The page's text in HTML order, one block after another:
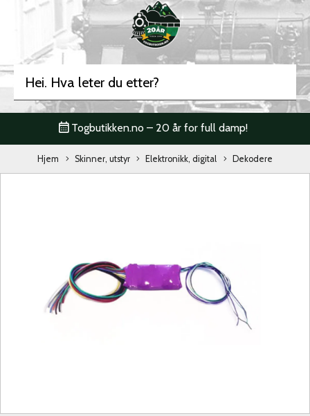
Togbutikken.no – 20 år for full damp!
Hjem Skinner, utstyr Elektronikk, digital Dekodere